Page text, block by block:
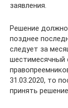
заявления.
Решение
позднее
следует за
шестимесячный
31.03.2020, то
принять